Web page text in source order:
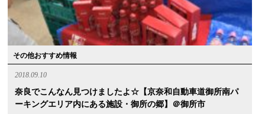
その他おすすめ情報
2018.09.10
奈良でこんなん見つけましたよ☆【京奈和自動車道御所南パ
ーキングエリア内にある施設・御所の郷】＠御所市